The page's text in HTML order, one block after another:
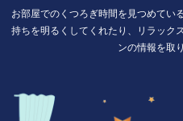
お部屋でのくつろぎ時間を見つめてい
持ちを明るくしてくれたり、リラッ
ンの情報を取